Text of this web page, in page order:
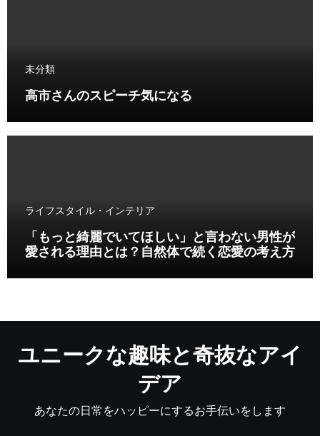
未分類
高市さんのスピーチ気になる
ライフスタイル・インテリア
「もっと綺麗でいてほしい」と言わない男性が
愛される理由とは？自然体で続く恋愛の考え方
ユニークな趣味と奇抜なアイ
デア
あなたの日常をハッピーにするお手伝いをします